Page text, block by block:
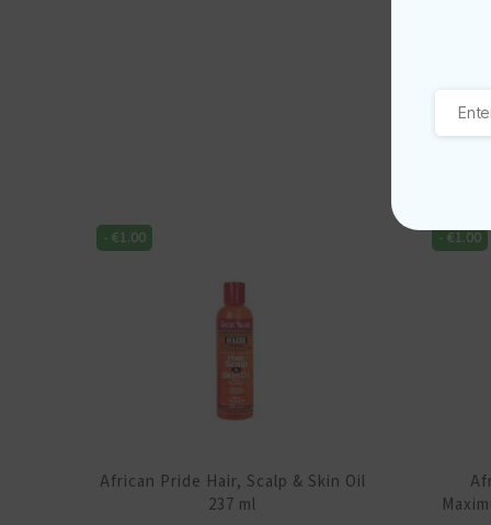
- €1.00
African Pride Hair, Scalp & Skin Oil
237 ml
-€1.00